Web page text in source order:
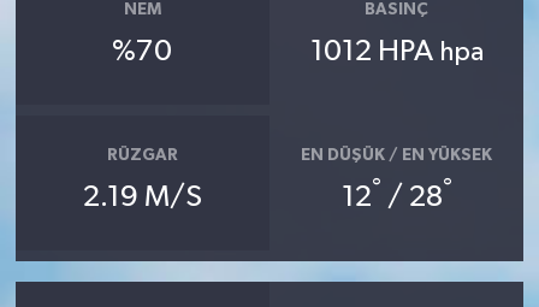
NEM
%70
BASINÇ
1012 HPA hpa
RÜZGAR
2.19 M/S
EN DÜŞÜK / EN YÜKSEK
12° / 28°
YAŞAM